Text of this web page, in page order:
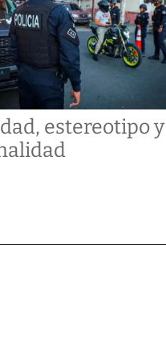
estereotipo y